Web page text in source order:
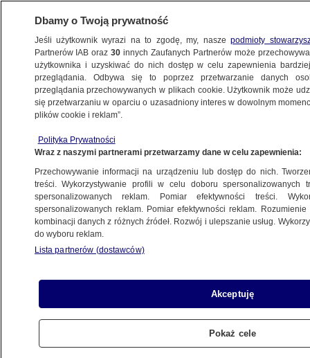
POLSKA
w TVN24
12.11.2022, 14:27
Udostępnij
Dbamy o Twoją prywatność
Jeśli użytkownik wyrazi na to zgodę, my, naszepodmioty
Partnerów IAB oraz30 innych Zaufanych Partnerów może
użytkownika i uzyskiwać do nich dostęp w celu zapewnienia
przeglądania. Odbywa się to poprzez przetwarzanie danych
przeglądania przechowywanych w plikach cookie. Użytkownik może
się przetwarzaniu w oparciu o uzasadniony interes w dowolnym
plików cookie i reklam”.
Polityka Prywatności
Wraz z naszymi partnerami przetwarzamy dane w celu zapewnienia:
Przechowywanie informacji na urządzeniu lub dostęp do nich.
treści. Wykorzystywanie profili w celu doboru spersonalizowanych
spersonalizowanych reklam. Pomiar efektywności treści.
spersonalizowanych reklam. Pomiar efektywności reklam.
kombinacji danych z różnych źródeł. Rozwój i ulepszanie usług.
do wyboru reklam.
Lista partnerów (dostawców)
Akceptuję
Pokaż cele